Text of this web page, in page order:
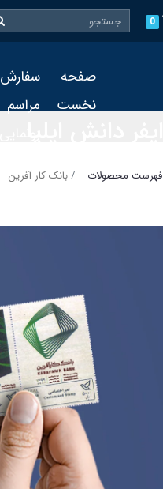
0
صفحه
نخست
سفارش
مراسم
فهرست محصولات بانک کار آفرین